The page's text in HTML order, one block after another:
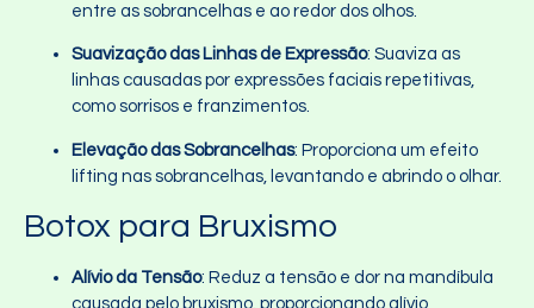
entre as sobrancelhas e ao redor dos olhos.
Suavização das Linhas de Expressão: Suaviza as
linhas causadas por expressões faciais repetitivas,
como sorrisos e franzimentos.
Elevação das Sobrancelhas: Proporciona um efeito
lifting nas sobrancelhas, levantando e abrindo o olhar.
Botox para Bruxismo
Alívio da Tensão: Reduz a tensão e dor na mandíbula
causada pelo bruxismo, proporcionando alívio